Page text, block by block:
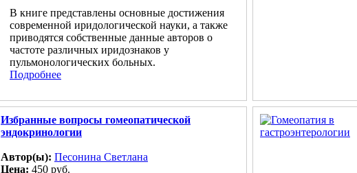
В книге представлены основные достижения
современной иридологической науки, а также
приводятся собственные данные авторов о
частоте различных иридознаков у
пульмонологических больных.
Подробнее
Избранные вопросы гомеопатической
эндокринологии
Автор(ы): Песонина Светлана
Цена: 450 руб.